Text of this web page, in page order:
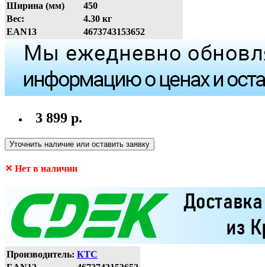
Ширина (мм)
450
Вес:
4.30 кг
EAN13
4673743153652
3 899 р.
Уточнить наличие или оставить заявку
✕ Нет в наличии
Производитель: КТС